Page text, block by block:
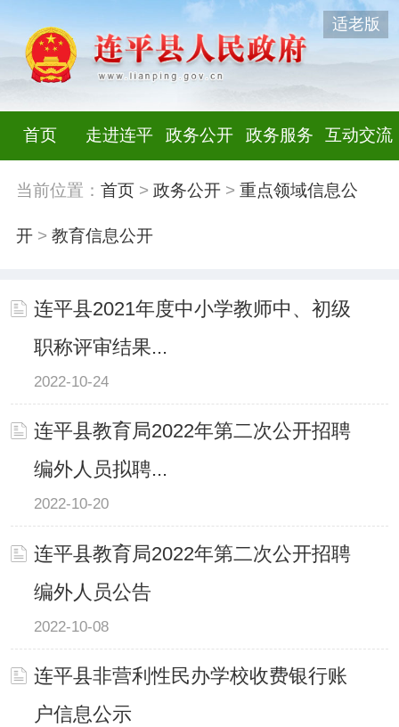
适老版
首页 走进连平 政务公开 政务服务 互动交流
当前位置： 首页> 政务公开> 重点领域信息公
开> 教育信息公开
连平县2021年度中小学教师中、初级
职称评审结果...
2022-10-24
连平县教育局2022年第二次公开招聘
编外人员拟聘...
2022-10-20
连平县教育局2022年第二次公开招聘
编外人员公告
2022-10-08
连平县非营利性民办学校收费银行账
户信息公示